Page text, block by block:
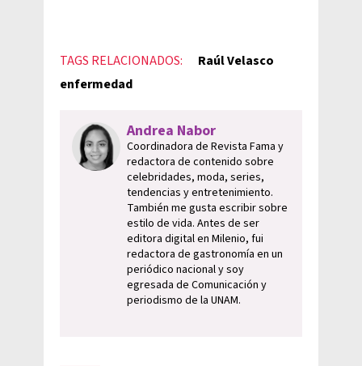
TAGS RELACIONADOS:
Raúl Velasco
enfermedad
Andrea Nabor
Coordinadora de Revista Fama y
redactora de contenido sobre
celebridades, moda, series,
tendencias y entretenimiento.
También me gusta escribir sobre
estilo de vida. Antes de ser
editora digital en Milenio, fui
redactora de gastronomía en un
periódico nacional y soy
egresada de Comunicación y
periodismo de la UNAM.